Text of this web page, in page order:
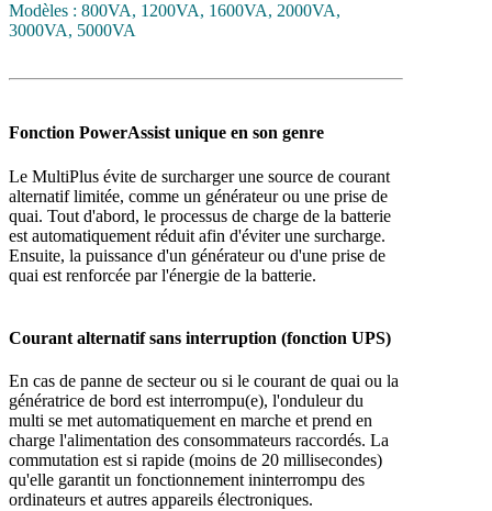
Modèles : 800VA, 1200VA, 1600VA, 2000VA,
3000VA, 5000VA
Fonction PowerAssist unique en son genre
Le MultiPlus évite de surcharger une source de courant
alternatif limitée, comme un générateur ou une prise de
quai. Tout d'abord, le processus de charge de la batterie
est automatiquement réduit afin d'éviter une surcharge.
Ensuite, la puissance d'un générateur ou d'une prise de
quai est renforcée par l'énergie de la batterie.
Courant alternatif sans interruption (fonction UPS)
En cas de panne de secteur ou si le courant de quai ou la
génératrice de bord est interrompu(e), l'onduleur du
multi se met automatiquement en marche et prend en
charge l'alimentation des consommateurs raccordés. La
commutation est si rapide (moins de 20 millisecondes)
qu'elle garantit un fonctionnement ininterrompu des
ordinateurs et autres appareils électroniques.